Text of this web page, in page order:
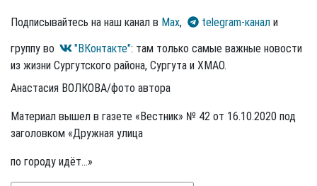
Подписывайтесь на наш канал в Max, telegram-канал и
группу во
"ВКонтакте": там только самые важные новости
из жизни Сургутского района, Сургута и ХМАО.
Анастасия ВОЛКОВА/фото автора
Материал вышел в газете «Вестник» № 42 от 16.10.2020 под
заголовком «Дружная улица
по городу идёт...»